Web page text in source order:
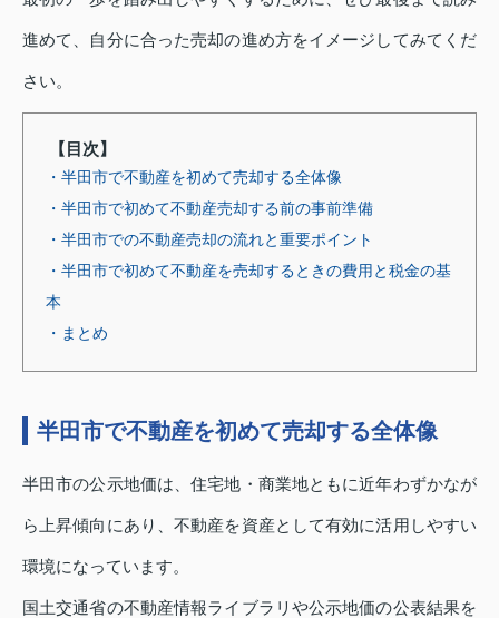
進めて、自分に合った売却の進め方をイメージしてみてくだ
さい。
【目次】
・半田市で不動産を初めて売却する全体像
・半田市で初めて不動産売却する前の事前準備
・半田市での不動産売却の流れと重要ポイント
・半田市で初めて不動産を売却するときの費用と税金の基
本
・まとめ
半田市で不動産を初めて売却する全体像
半田市の公示地価は、住宅地・商業地ともに近年わずかなが
ら上昇傾向にあり、不動産を資産として有効に活用しやすい
環境になっています。
国土交通省の不動産情報ライブラリや公示地価の公表結果を